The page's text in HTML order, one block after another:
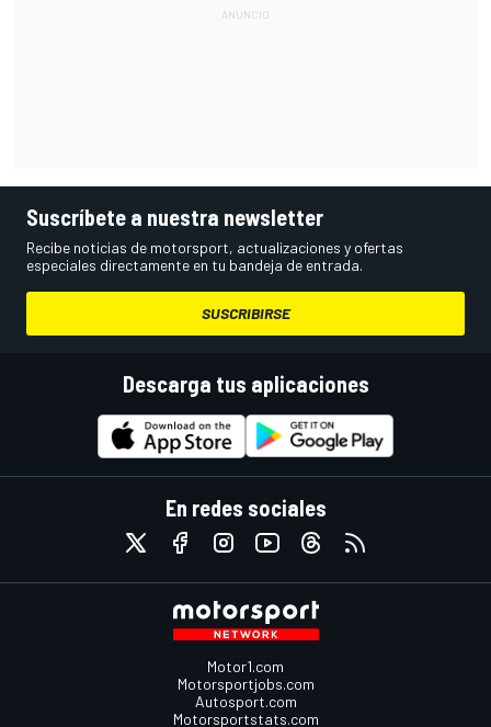
Suscríbete a nuestra newsletter
Recibe noticias de motorsport, actualizaciones y ofertas
especiales directamente en tu bandeja de entrada.
SUSCRIBIRSE
Descarga tus aplicaciones
En redes sociales
Motor1.com
Motorsportjobs.com
Autosport.com
Motorsportstats.com